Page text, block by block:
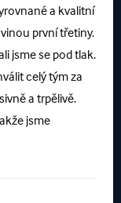
a kvalitní
první třetiny.
jsme se pod tlak.
celý tým za
a trpělivě.
jsme